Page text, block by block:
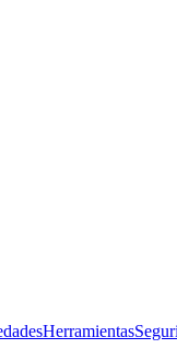
Herramientas